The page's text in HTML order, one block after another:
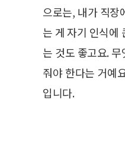
으로는, 내가 직장
는 게 자기 인식에
는 것도 좋고요.
줘야 한다는 거예
입니다.